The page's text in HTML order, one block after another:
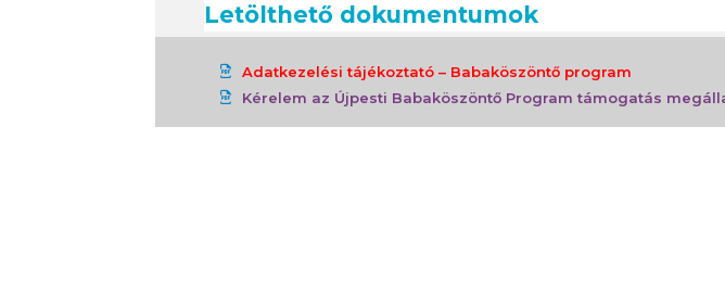
Letölthető dokumentumok
Adatkezelési tájékoztató – Babaköszöntő program
Kérelem az Újpesti Babaköszöntő Program támogatás